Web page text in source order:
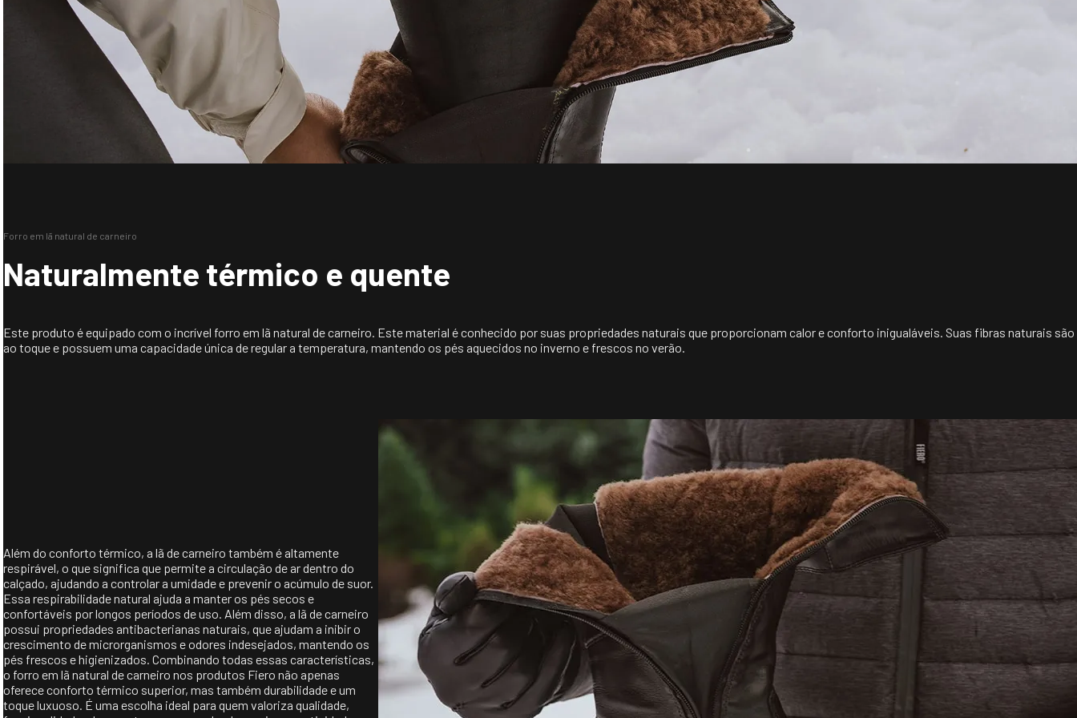
Altura do Salto: 4 cm
Forro em lã natural de carneiro
Naturalmente térmico e quente
Este produto é equipado com o incrível forro em lã natural de carneiro. Este material é conhecido por suas propriedades naturais que proporcionam calor e conforto inigualáveis. Suas fibras naturais
ao toque e possuem uma capacidade única de regular a temperatura, mantendo os pés aquecidos no inverno e frescos no verão.
Além do conforto térmico, a lã de carneiro também é altamente
respirável, o que significa que permite a circulação de ar dentro do
calçado, ajudando a controlar a umidade e prevenir o acúmulo de suor.
Essa respirabilidade natural ajuda a manter os pés secos e
confortáveis por longos períodos de uso. Além disso, a lã de carneiro
possui propriedades antibacterianas naturais, que ajudam a inibir o
crescimento de microrganismos e odores indesejados, mantendo os
pés frescos e higienizados. Combinando todas essas características,
o forro em lã natural de carneiro nos produtos Fiero não apenas
oferece conforto térmico superior, mas também durabilidade e um
toque luxuoso. É uma escolha ideal para quem valoriza qualidade,